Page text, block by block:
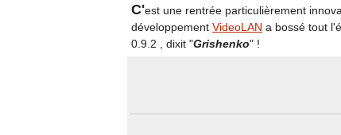
C'est une rentrée particulièrement
développement VideoLAN a bossé tout
0.9.2 , dixit "Grishenko" !